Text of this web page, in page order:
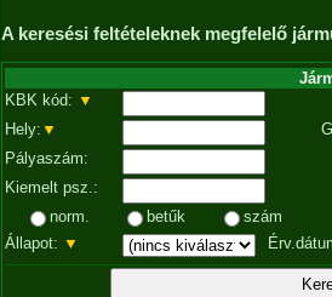
A keresési feltételeknek megfelelő
KBK kód: ▼
Hely: ▼
Pályaszám:
Kiemelt psz.:
norm.
betűk
szám
Állapot: ▼